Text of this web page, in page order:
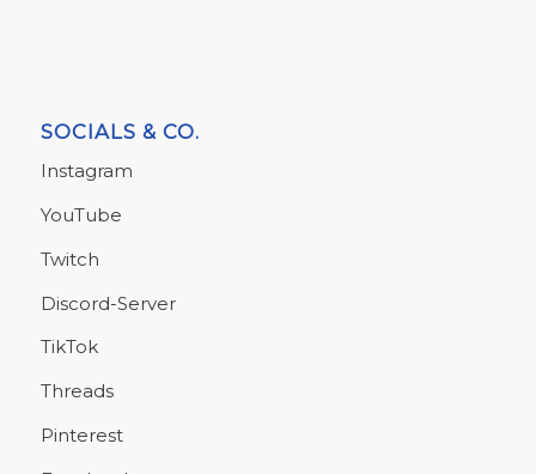
SOCIALS & CO.
Instagram
YouTube
Twitch
Discord-Server
TikTok
Threads
Pinterest